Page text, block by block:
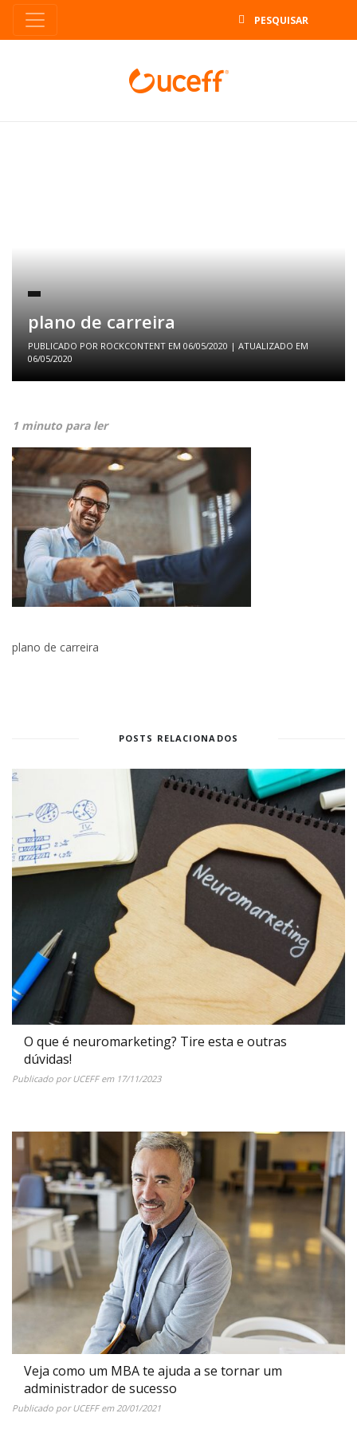
plano de carreira
PUBLICADO POR ROCKCONTENT EM 06/05/2020 | ATUALIZADO EM
06/05/2020
1 minuto para ler
plano de carreira
POSTS RELACIONADOS
O que é neuromarketing? Tire esta e outras
dúvidas!
Publicado porUCEFFem 17/11/2023
Veja como um MBA te ajuda a se tornar um
administrador de sucesso
Publicado porUCEFFem 20/01/2021